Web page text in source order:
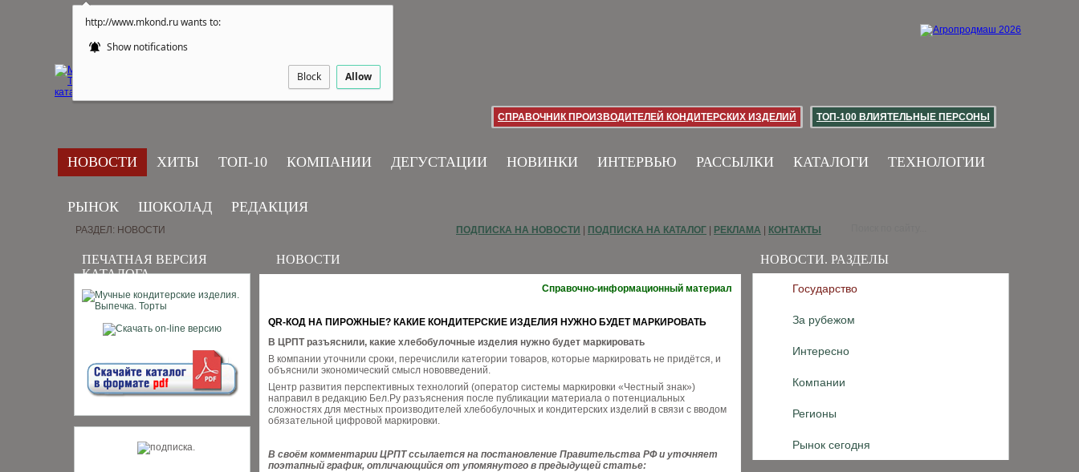
http://www.mkond.ru wants to:
Show notifications
Block Allow
СПРАВОЧНИК ПРОИЗВОДИТЕЛЕЙ КОНДИТЕРСКИХ ИЗДЕЛИЙ ТОП-100 ВЛИЯТЕЛЬНЫЕ ПЕРСОНЫ
НОВОСТИ ХИТЫ ТОП-10 КОМПАНИИ ДЕГУСТАЦИИ НОВИНКИ ИНТЕРВЬЮ РАССЫЛКИ КАТАЛОГИ ТЕХНОЛОГИИ
РЫНОК ШОКОЛАД РЕДАКЦИЯ
ПЕЧАТНАЯ ВЕРСИЯ
КАТАЛОГА
НОВОСТИ. РАЗДЕЛЫ
Государство
За рубежом
Интересно
Компании
Регионы
Рынок сегодня
РАЗДЕЛ: НОВОСТИ ПОДПИСКА НА НОВОСТИ ПОДПИСКА НА КАТАЛОГ РЕКЛАМА КОНТАКТЫ
НОВОСТИ
Справочно-информационный материал
QR-КОД НА ПИРОЖНЫЕ? КАКИЕ КОНДИТЕРСКИЕ ИЗДЕЛИЯ НУЖНО БУДЕТ МАРКИРОВАТЬ
В ЦРПТ разъяснили, какие хлебобулочные изделия нужно будет маркировать
В компании уточнили сроки, перечислили категории товаров, которые маркировать не придётся, и
объяснили экономический смысл нововведений.
Центр развития перспективных технологий (оператор системы маркировки «Честный знак»)
направил в редакцию Бел.Ру разъяснения после публикации материала о потенциальных
сложностях для местных производителей хлебобулочных и кондитерских изделий в связи с вводом
обязательной цифровой маркировки.
В своём комментарии ЦРПТ ссылается на постановление Правительства РФ и уточняет
поэтапный график, отличающийся от упомянутого в предыдущей статье: